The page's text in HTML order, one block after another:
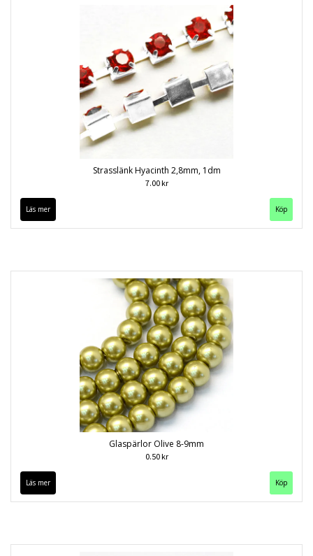
Strasslänk Hyacinth 2,8mm, 1dm
7.00 kr
Läs mer
Glaspärlor Olive 8-9mm
0.50 kr
Läs mer Köp